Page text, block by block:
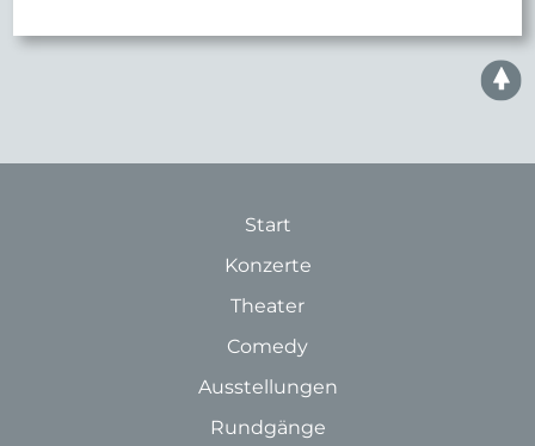
Start
Konzerte
Theater
Comedy
Ausstellungen
Rundgänge